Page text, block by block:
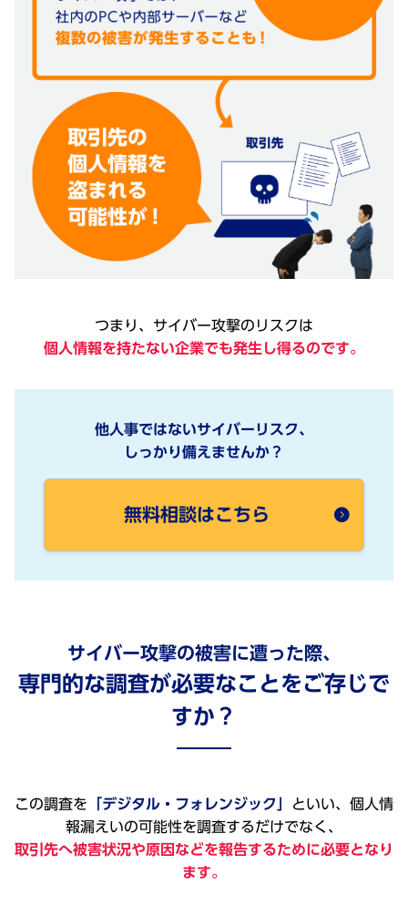
つまり、サイバー攻撃のリスクは
個人情報を持たない企業でも発生し得るのです。
他人事ではないサイバーリスク、
しっかり備えませんか？
無料相談はこちら
サイバー攻撃の被害に遭った際、
専門的な調査が必要なことをご存じで
すか？
この調査を 「デジタル・フォレンジック」
といい、個人情
報漏えいの可能性を調査するだけでなく、
取引先へ被害状況や原因などを報告するために必要となり
ます。